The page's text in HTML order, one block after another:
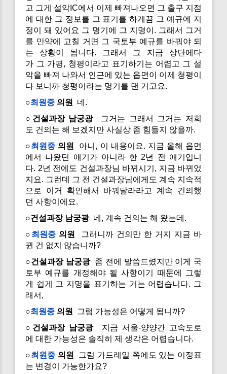
고 그게 설악IC에서 이제 빠져나오면 그 출구 지점
에 대한 그 정보를 그 표기를 하게끔 그 예규에 지
정이 돼 있어요 그 명기에 그 지명이. 그래서 그거
를 만약에 고칠 거면 그 국토부 예규를 바꿔야 되
는 상황이 됩니다. 그래서 그 지금 상단에다
가 그 가평, 청평이라고 표기하기는 어렵고 그 설
악을 빠져 나와서 인근에 있는 읍면이 이제 청평이
다 보니까 청평이라는 명기를 댄 거고요.
○최원중 의원
네.
○건설과장 남궁광그거는 그래서 그거는 저희
도 건의는 해 보겠지만 사실상 좀 힘들지 않을까.
○최원중 의원
아니, 이 내용이요. 지금 올해 읍면
에서 나왔던 얘기가 아니라 한 2년 전 얘기입니
다. 2년 전에도 건설과장님 바뀌시기, 지금 바뀌었
지요. 그런데 그 전 건설과장님에게도 계속 지속적
으로 이거 확인해서 바꿔달라라고 계속 건의했
던 사항이에요.
○건설과장 남궁광네, 계속 건의는 해 왔는데.
○ 최원중 의원
그러니까 건의만 한 거지 지금 바
뀐 건 없지 않습니까?
○건설과장 남궁광좀 전에 말씀드렸지만 이게 국
토부 예규를 개정해야 될 사항이기 때문에 그렇
게 쉽게 그 지명을 표기하는 거는 어렵습니다. 그
래서,
○최원중 의원
그럼 가능성은 어떻게 됩니까?
○건설과장 남궁광지금 서울-양양간 고속도로
에 대한 가능성은 솔직히 제 생각은 어렵습니다.
○최원중의원
그럼 가드레일 쪽에도 있는 이정표
는 변경이 가능한가요?